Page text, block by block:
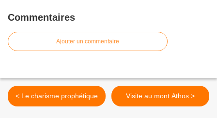
Commentaires
Ajouter un commentaire
< Le charisme prophétique Visite au mont Athos >